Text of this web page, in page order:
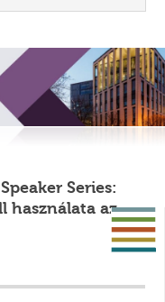
Series:
használata az